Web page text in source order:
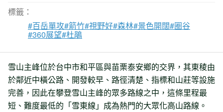
標籤：
#百岳單攻#箭竹#視野好#森林#景色開闊#圈谷
#360展望#杜鵑
雪山主峰位於台中市和平區與苗栗泰安鄉的交界，其東稜由
於鄰近中橫公路、開發較早、路徑清楚、指標和山莊等設施
完善，因此在攀登雪山主峰的眾多路線之中，這條里程最
短、難度最低的「雪東線」成為熱門的大眾化高山路線。